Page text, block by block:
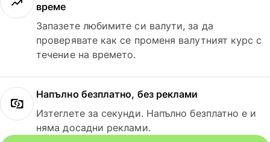
време
Запазете любимите си валути, за да
проверявате как се променя валутният курс с
течение на времето.
Напълно безплатно, без реклами
Изтеглете за секунди. Напълно безплатно е и
няма досадни реклами.